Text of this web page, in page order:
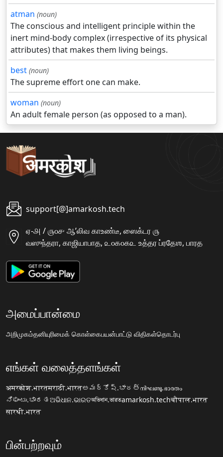
atman (noun)
The conscious and intelligent principle within the
inert mind-body complex (irrespective of its physical
attributes) that makes them living beings.
best (noun)
The supreme effort one can make.
woman (noun)
An adult female person (as opposed to a man).
support[@]amarkosh.tech
ஏ-௮ / ௫௦௪ ஆʼலிவ காஉண்டீ, ஸைக்டர ௫
வஸுந்தரா, காஜியாபாத, ௨௦௧௦௧௨ உத்தர ப்ரதேஶ, பாரத
அமைப்பான்மை
அறிமுகம்தனியுரிமைக் கொள்கைபயன்பாட்டு விதிகள்தொடர்பு
எங்கள் வலைத்தளங்கள்
अमरकोश.भारतमराठी.भारतఅమర్కోష్.భారత్നിഘണ്ടു.ഭാരതം
ನಿಘಂಟು.ಭಾರತଅଭିଧାନ.ଭାରତঅভিধান.ভারতamarkosh.techचौपाल.भारत
सारथी.भारत
பின்பற்றவும்